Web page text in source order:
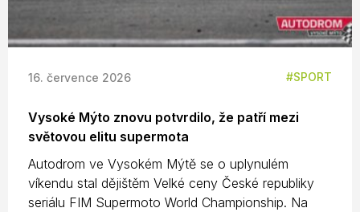
16. července 2026 SPORT
Vysoké Mýto znovu potvrdilo, že patří mezi
světovou elitu supermota
Autodrom ve Vysokém Mýtě se o uplynulém
víkendu stal dějištěm Velké ceny České republiky
seriálu FIM Supermoto World Championship. Na